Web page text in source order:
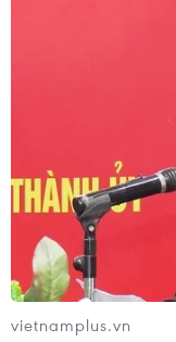
vietnamplus.vn